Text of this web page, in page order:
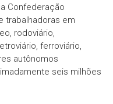
Confederação
trabalhadoras em
rodoviário,
ferroviário,
autônomos
seis milhões